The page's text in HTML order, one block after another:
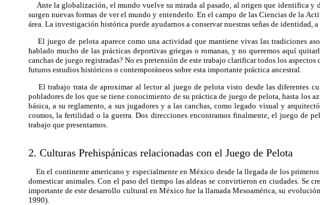
Ante la globalización, el mundo vuelve su mirada al pasado, al origen que identifica y
surgen nuevas formas de ver el mundo y entenderlo. En el campo de las Ciencias de la
área. La investigación histórica puede ayudarnos a conservar nuestras señas de
El juego de pelota aparece como una actividad que mantiene vivas las tradiciones
hablado mucho de las prácticas deportivas griegas o romanas, y no queremos aquí
canchas de juego registradas? No es pretensión de este trabajo clarificar todos los
futuros estudios históricos o contemporáneos sobre esta importante práctica ancestral.
El trabajo trata de aproximar al lector al juego de pelota visto desde las diferentes
pobladores de los que se tiene conocimiento de su práctica de juego de pelota, hasta los
básica, a su reglamento, a sus jugadores y a las canchas, como legado visual y
cosmos, la fertilidad o la guerra. Dos direcciones encontramos finalmente, el juego de
trabajo que presentamos.
2. Culturas Prehispánicas relacionadas con el Juego de Pelota
En el continente americano y especialmente en México desde la llegada de los
domesticar animales. Con el paso del tiempo las aldeas se convirtieron en ciudades. Se
importante de este desarrollo cultural en México fue la llamada Mesoamérica, su
1990).